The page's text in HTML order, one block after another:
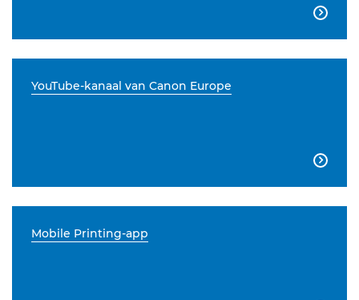

YouTube-kanaal van Canon Europe

Mobile Printing-app